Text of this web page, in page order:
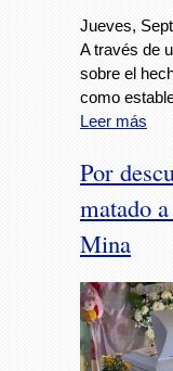
Jueves,
A través de
sobre el
como
Leer más
Por
matado
Mina